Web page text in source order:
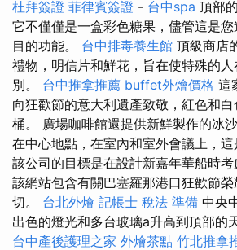
杜拜簽證 菲律賓簽證 - 台中spa 頂部
它不僅僅是一盒彩色糖果，儘管這是
目的功能。 台中排毒養生館 頂級商店
禮物，明信片和鮮花，旨在使特殊的
別。 台中推拿推薦 buffet外燴價格 這
向狂歡節的意大利遺產致敬，紅色和
桶。 廣場咖啡館還提供新鮮製作的冰
在中心地點，在室內和室外會議上，這
該公司的目標是在設計新嘉年華船時考
該網站包含有關巴塞羅那港口狂歡節
切。 台北外燴 記帳士 稅法 準備 中央
出色的燈光和多台玻璃a升高到頂部的
台中產後護理之家 外燴茶點 竹北推拿